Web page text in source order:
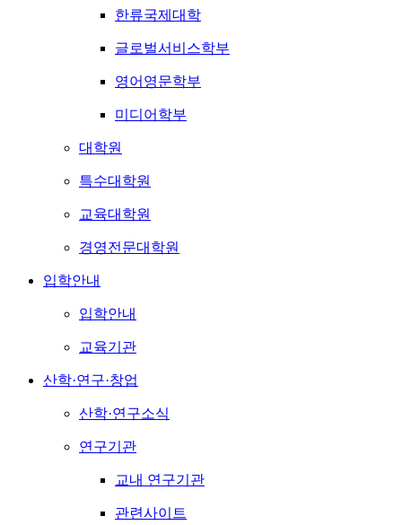
한류국제대학
글로벌서비스학부
영어영문학부
미디어학부
대학원
특수대학원
교육대학원
경영전문대학원
입학안내
입학안내
교육기관
산학·연구·창업
산학·연구소식
연구기관
교내 연구기관
관련사이트